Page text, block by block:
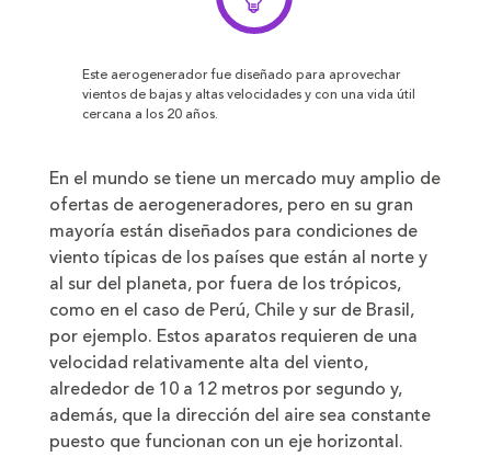
Este aerogenerador fue diseñado para aprovechar
vientos de bajas y altas velocidades y con una vida útil
cercana a los 20 años.
En el mundo se tiene un mercado muy amplio de
ofertas de aerogeneradores, pero en su gran
mayoría están diseñados para condiciones de
viento típicas de los países que están al norte y
al sur del planeta, por fuera de los trópicos,
como en el caso de Perú, Chile y sur de Brasil,
por ejemplo. Estos aparatos requieren de una
velocidad relativamente alta del viento,
alrededor de 10 a 12 metros por segundo y,
además, que la dirección del aire sea constante
puesto que funcionan con un eje horizontal.